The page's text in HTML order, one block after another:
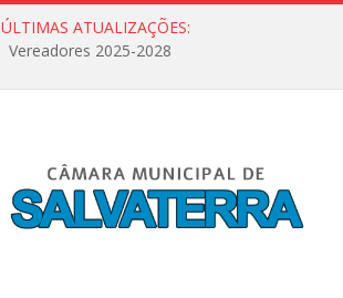
ÚLTIMAS ATUALIZAÇÕES:
Vereadores 2025-2028